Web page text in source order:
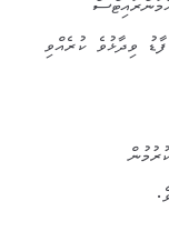
ވިދާޅުވެ ކުރެއްވި